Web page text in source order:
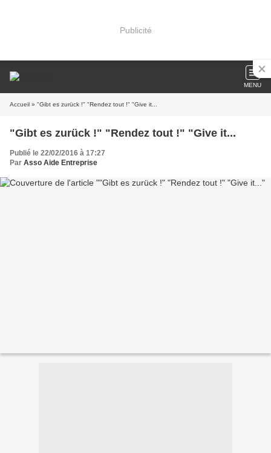
Publicité
MENU
Accueil » "Gibt es zurück !" "Rendez tout !" "Give it...
"Gibt es zurück !" "Rendez tout !" "Give it...
Publié le 22/02/2016 à 17:27
Par Asso Aide Entreprise